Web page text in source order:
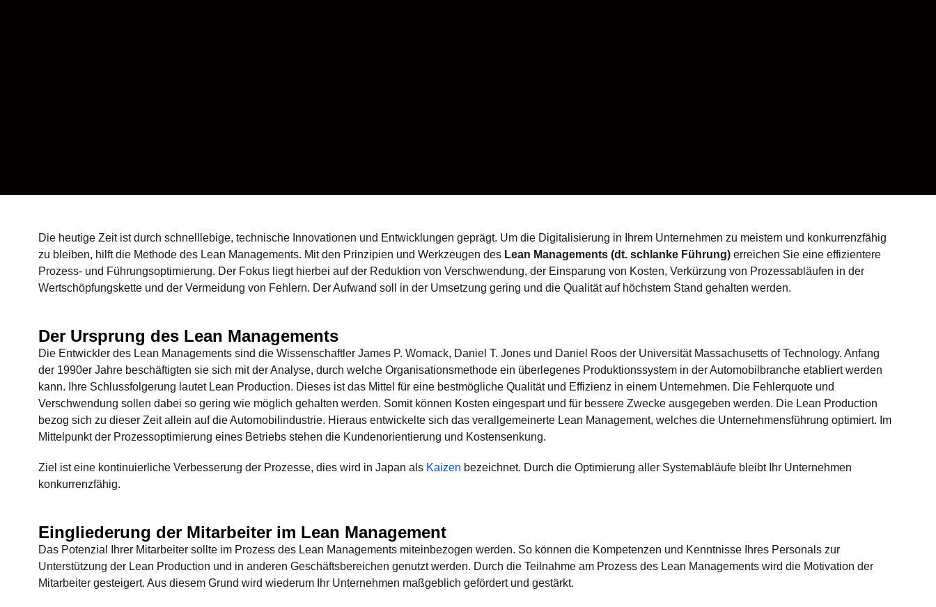
Die heutige Zeit ist durch schnelllebige, technische Innovationen und Entwicklungen geprägt. Um die Digitalisierung in Ihrem Unternehmen zu meistern und konkurrenzfähig
zu bleiben, hilft die Methode des Lean Managements. Mit den Prinzipien und Werkzeugen des Lean Managements (dt. schlanke Führung)erreichen Sie eine effizientere
Prozess- und Führungsoptimierung. Der Fokus liegt hierbei auf der Reduktion von Verschwendung, der Einsparung von Kosten, Verkürzung von Prozessabläufen in der
Wertschöpfungskette und der Vermeidung von Fehlern. Der Aufwand soll in der Umsetzung gering und die Qualität auf höchstem Stand gehalten werden.
Der Ursprung des Lean Managements
Die Entwickler des Lean Managements sind die Wissenschaftler James P. Womack, Daniel T. Jones und Daniel Roos der Universität Massachusetts of Technology. Anfang
der 1990er Jahre beschäftigten sie sich mit der Analyse, durch welche Organisationsmethode ein überlegenes Produktionssystem in der Automobilbranche etabliert werden
kann. Ihre Schlussfolgerung lautet Lean Production. Dieses ist das Mittel für eine bestmögliche Qualität und Effizienz in einem Unternehmen. Die Fehlerquote und
Verschwendung sollen dabei so gering wie möglich gehalten werden. Somit können Kosten eingespart und für bessere Zwecke ausgegeben werden. Die Lean Production
bezog sich zu dieser Zeit allein auf die Automobilindustrie. Hieraus entwickelte sich das verallgemeinerte Lean Management, welches die Unternehmensführung optimiert. Im
Mittelpunkt der Prozessoptimierung eines Betriebs stehen die Kundenorientierung und Kostensenkung.
Ziel ist eine kontinuierliche Verbesserung der Prozesse, dies wird in Japan als Kaizen bezeichnet. Durch die Optimierung aller Systemabläufe bleibt Ihr Unternehmen
konkurrenzfähig.
Eingliederung der Mitarbeiter im Lean Management
Das Potenzial Ihrer Mitarbeiter sollte im Prozess des Lean Managements miteinbezogen werden. So können die Kompetenzen und Kenntnisse Ihres Personals zur
Unterstützung der Lean Production und in anderen Geschäftsbereichen genutzt werden. Durch die Teilnahme am Prozess des Lean Managements wird die Motivation der
Mitarbeiter gesteigert. Aus diesem Grund wird wiederum Ihr Unternehmen maßgeblich gefördert und gestärkt.